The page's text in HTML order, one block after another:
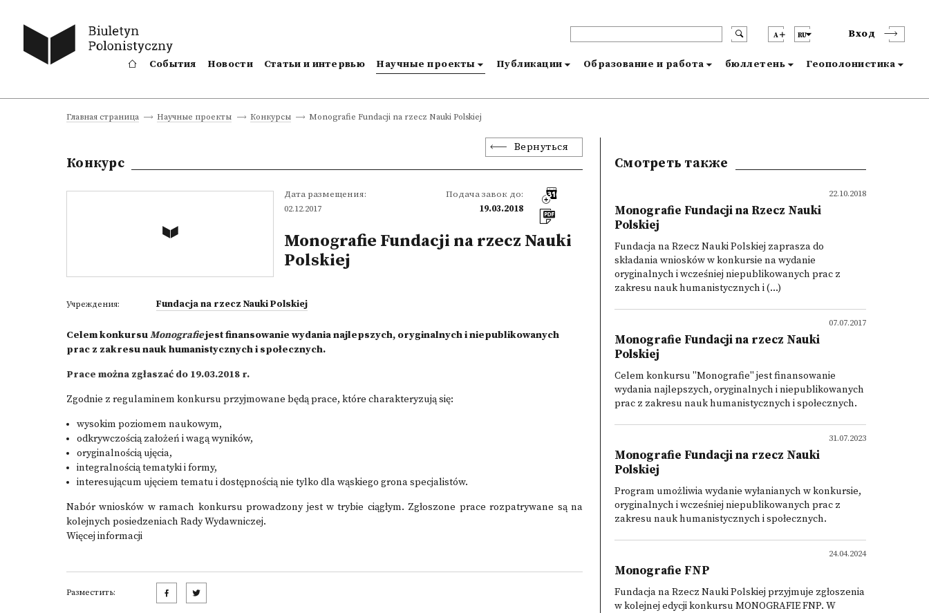
A RU Вход
События Новости Статьи и интервью Научные проекты Публикации Образование и работа бюллетень Геополонистика
Главная страница Научные проекты Конкурсы Monografie Fundacji na rzecz Nauki Polskiej
Вернуться
Конкурс
Дата размещения:
02.12.2017
Подача завок до:
19.03.2018
Monografie Fundacji na rzecz Nauki
Polskiej
Учреждения: Fundacja na rzecz Nauki Polskiej
Celem konkursuMonografiejest finansowanie wydania najlepszych, oryginalnych i niepublikowanych
prac z zakresu nauk humanistycznych i społecznych.
Prace można zgłaszać do 19.03.2018 r.
Zgodnie z regulaminem konkursu przyjmowane będą prace, które charakteryzują się:
wysokim poziomem naukowym,
odkrywczością założeń i wagą wyników,
oryginalnością ujęcia,
integralnością tematyki i formy,
interesującum ujęciem tematu i dostępnością nie tylko dla wąskiego grona specjalistów.
Nabór wniosków w ramach konkursu prowadzony jest w trybie ciągłym. Zgłoszone prace rozpatrywane są na
kolejnych posiedzeniach Rady Wydawniczej.
Więcej informacji
Разместить:
Смотреть также
22.10.2018
Monografie Fundacji na Rzecz Nauki
Polskiej
Fundacja na Rzecz Nauki Polskiej zaprasza do
składania wniosków w konkursie na wydanie
oryginalnych i wcześniej niepublikowanych prac z
zakresu nauk humanistycznych i (...)
07.07.2017
Monografie Fundacji na rzecz Nauki
Polskiej
Celem konkursu "Monografie" jest finansowanie
wydania najlepszych, oryginalnych i niepublikowanych
prac z zakresu nauk humanistycznych i społecznych.
31.07.2023
Monografie Fundacji na rzecz Nauki
Polskiej
Program umożliwia wydanie wyłanianych w konkursie,
oryginalnych i wcześniej niepublikowanych prac z
zakresu nauk humanistycznych i społecznych.
24.04.2024
Monografie FNP
Fundacja na Rzecz Nauki Polskiej przyjmuje zgłoszenia
w kolejnej edycji konkursu MONOGRAFIE FNP. W